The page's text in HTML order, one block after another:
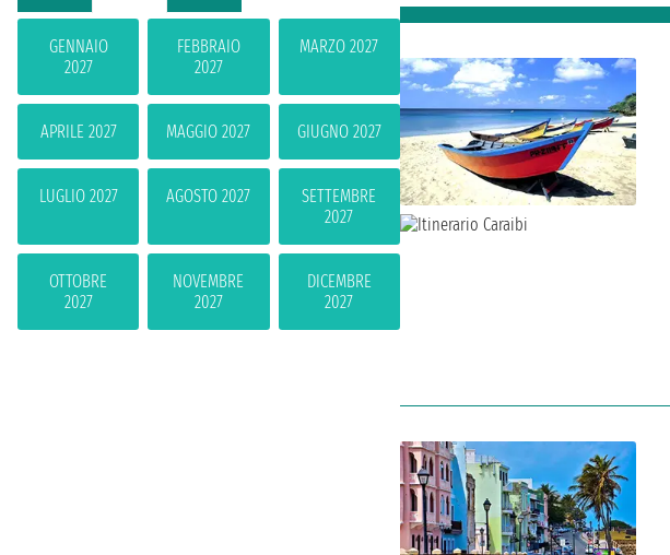
GENNAIO
2027
FEBBRAIO
2027
MARZO 2027
APRILE 2027 MAGGIO 2027 GIUGNO 2027
LUGLIO 2027 AGOSTO 2027
SETTEMBRE
2027
OTTOBRE
2027
NOVEMBRE
2027
DICEMBRE
2027